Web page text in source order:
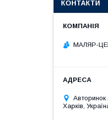
КОНТАКТИ
МАЛЯР-
Харків,